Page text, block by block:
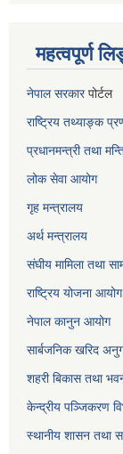
महत्वपूर्ण
नेपाल सरकारपोर्टल
राष्ट्रिय तथ्याङ्क
प्रधानमन्त्री तथा
लोक सेवाआयोग
गृह मन्त्रालय
अर्थ मन्त्रालय
संघीय मामिला तथा
राष्ट्रिय योजना आयोग
नेपाल कानुन आयोग
सार्बजनिक खरिद
शहरी बिकास तथा भवन
केन्द्रीय पञ्जिकरण
स्थानीय शासन तथा